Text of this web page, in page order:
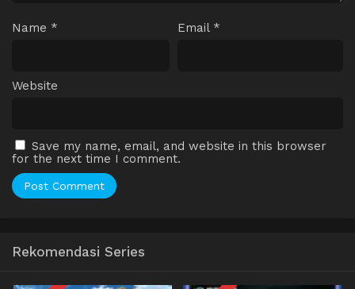
Name * Email *
Website
Save my name, email, and website in this browser
for the next time I comment.
Rekomendasi Series